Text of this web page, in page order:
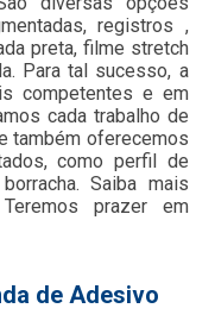
registros ,
preta, filme stretch
Para tal sucesso, a
competentes e em
cada trabalho de
também oferecemos
como perfil de
Saiba mais
prazer em
de Adesivo